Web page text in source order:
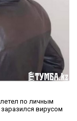
по личным
вирусом